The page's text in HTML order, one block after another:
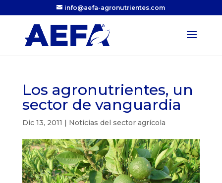
info@aefa-agronutrientes.com
Los agronutrientes, un
sector de vanguardia
Dic 13, 2011 | Noticias del sector agrícola